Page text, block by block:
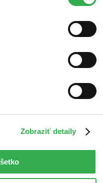
Zobraziť detaily